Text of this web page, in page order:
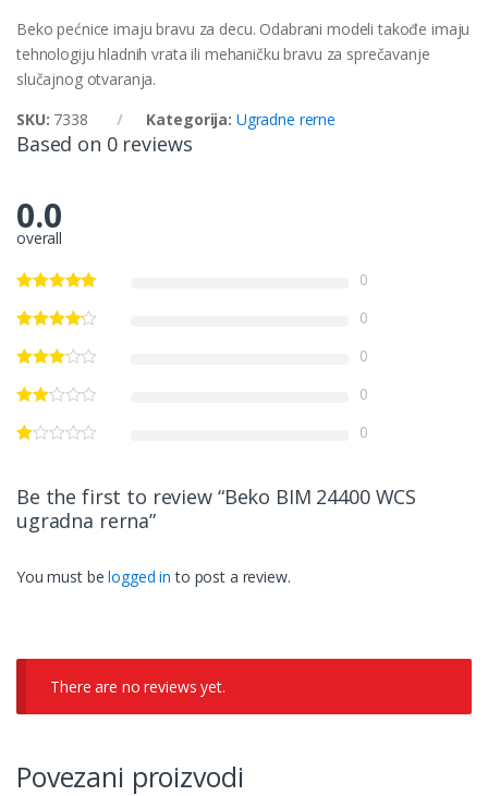
Beko pećnice imaju bravu za decu. Odabrani modeli takođe imaju
tehnologiju hladnih vrata ili mehaničku bravu za sprečavanje
slučajnog otvaranja.
SKU: 7338 Kategorija: Ugradne rerne
Based on 0 reviews
0.0
overall
0
0
0
0
0
Be the first to review “Beko BIM 24400 WCS
ugradna rerna”
You must belogged in to post a review.
There are no reviews yet.
Povezani proizvodi